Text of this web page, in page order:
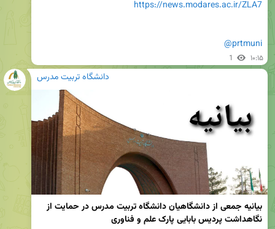
https://news.modares.ac.ir/ZLA7
@prtmuni
1 ۱۰:۱۵
دانشگاه تربیت مدرس
بیانیه جمعی از دانشگاهیان دانشگاه تربیت مدرس در حمایت از
نگاهداشت پردیس بابایی پارک علم و فناوری